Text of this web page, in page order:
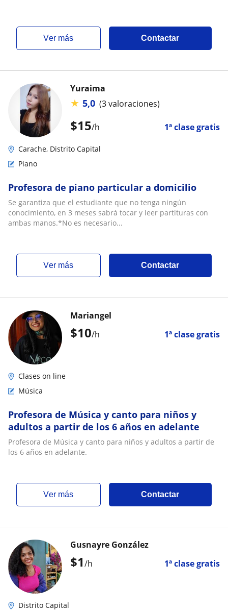
ver más Contactar
$15/h 1ª clase gratis
Yuraima
★ 5,0 (3 valoraciones)
Carache, Distrito Capital
Piano
Profesora de piano particular a domicilio
Se garantiza que el estudiante que no tenga ningún
conocimiento, en 3 meses sabrá tocar y leer partituras con
ambas manos.*No es necesario...
ver más Contactar
$10/h 1ª clase gratis
Mariangel
Clases on line
Música
Profesora de Música y canto para niños y
adultos a partir de los 6 años en adelante
Profesora de Música y canto para niños y adultos a partir de
los 6 años en adelante.
ver más Contactar
$1/h 1ª clase gratis
Gusnayre González
Distrito Capital